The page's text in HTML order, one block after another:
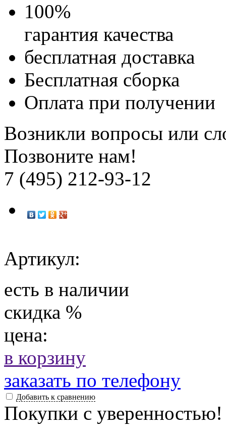
100%
гарантия качества
бесплатная доставка
Бесплатная сборка
Оплата при получении
Возникли вопросы или
Позвоните нам!
7 (495) 212-93-12
Артикул:
есть в наличии
скидка %
цена:
в корзину
заказать по телефону
Добавить к сравнению
Покупки с уверенностью!